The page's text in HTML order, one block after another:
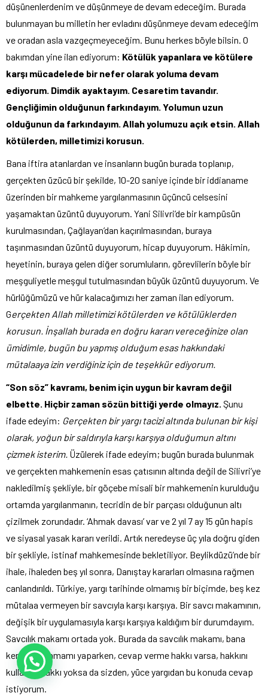
düşünenlerdenim ve düşünmeye de devam edeceğim. Burada
bulunmayan bu milletin her evladını düşünmeye devam edeceğim
ve oradan asla vazgeçmeyeceğim. Bunu herkes böyle bilsin. O
bakımdan yine ilan ediyorum: Kötülük yapanlara ve kötülere
karşı mücadelede bir nefer olarak yoluma devam
ediyorum. Dimdik ayaktayım. Cesaretim tavandır.
Gençliğimin olduğunun farkındayım. Yolumun uzun
olduğunun da farkındayım. Allah yolumuzu açık etsin. Allah
kötülerden, milletimizi korusun.
Bana iftira atanlardan ve insanların bugün burada toplanıp,
gerçekten üzücü bir şekilde, 10-20 saniye içinde bir iddianame
üzerinden bir mahkeme yargılanmasının üçüncü celsesini
yaşamaktan üzüntü duyuyorum. Yani Silivri’de bir kampüsün
kurulmasından, Çağlayan’dan kaçırılmasından, buraya
taşınmasından üzüntü duyuyorum, hicap duyuyorum. Hâkimin,
heyetinin, buraya gelen diğer sorumluların, görevlilerin böyle bir
meşguliyetle meşgul tutulmasından büyük üzüntü duyuyorum. Ve
hürlüğümüzü ve hür kalacağımızı her zaman ilan ediyorum.
Gerçekten Allah milletimizi kötülerden ve kötülüklerden
korusun. İnşallah burada en doğru kararı vereceğinize olan
ümidimle, bugün bu yapmış olduğum esas hakkındaki
mütalaaya izin verdiğiniz için de teşekkür ediyorum.
“Son söz” kavramı, benim için uygun bir kavram değil
elbette. Hiçbir zaman sözün bittiği yerde olmayız. Şunu
ifade edeyim: Gerçekten bir yargı tacizi altında bulunan bir kişi
olarak, yoğun bir saldırıyla karşı karşıya olduğumun altını
çizmek isterim. Üzülerek ifade edeyim; bugün burada bulunmak
ve gerçekten mahkemenin esas çatısının altında değil de Silivri’ye
nakledilmiş şekliyle, bir göçebe misali bir mahkemenin kurulduğu
ortamda yargılanmanın, tecridin de bir parçası olduğunun altı
çizilmek zorundadır. ‘Ahmak davası’ var ve 2 yıl 7 ay 15 gün hapis
ve siyasal yasak kararı verildi. Artık neredeyse üç yıla doğru giden
bir şekliyle, istinaf mahkemesinde bekletiliyor. Beylikdüzü’nde bir
ihale, ihaleden beş yıl sonra, Danıştay kararları olmasına rağmen
canlandırıldı. Türkiye, yargı tarihinde olmamış bir biçimde, beş kez
mütalaa vermeyen bir savcıyla karşı karşıya. Bir savcı makamının,
değişik bir uygulamasıyla karşı karşıya kaldığım bir durumdayım.
Savcılık makamı ortada yok. Burada da savcılık makamı, bana
kendi savunmamı yaparken, cevap verme hakkı varsa, hakkını
kullandı. Hakkı yoksa da sizden, yüce yargıdan bu konuda cevap
istiyorum.